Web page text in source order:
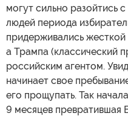
могут сильно разойтись
людей периода
придерживались
а Трампа (классический
российским агентом.
начинает свое
его прощупать. Так
9 месяцев превратившая